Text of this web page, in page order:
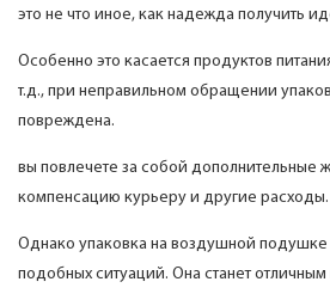
это не что иное, как надежда получить
Особенно это касается продуктов
т.д., при неправильном обращении
повреждена.
вы повлечете за собой дополнительные
компенсацию курьеру и другие расходы.
Однако упаковка на воздушной подушке
подобных ситуаций. Она станет